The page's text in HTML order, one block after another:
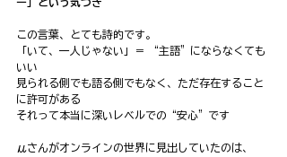
ー」という気づき
この言葉、とても詩的です。
「いて、一人じゃない」＝ “主語”にならなくても
いい
見られる側でも語る側でもなく、ただ存在すること
に許可がある
それって本当に深いレベルでの“安心”です
μさんがオンラインの世界に見出していたのは、